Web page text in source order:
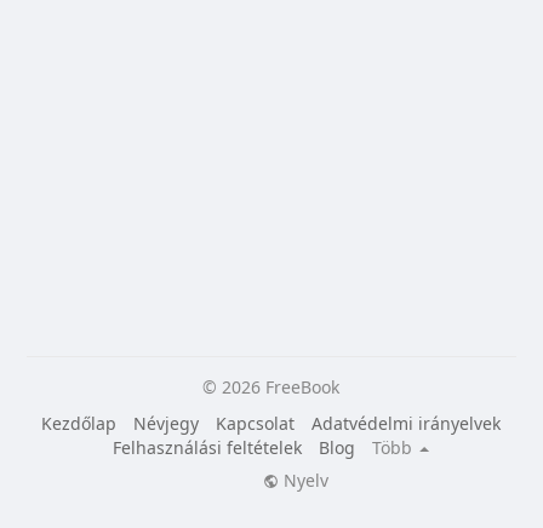
© 2026 FreeBook
Kezdőlap
Névjegy Kapcsolat
Adatvédelmi irányelvek
Felhasználási feltételek
Blog
Több
Nyelv